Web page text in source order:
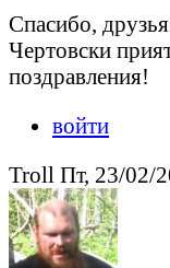
Спасибо,
Чертовски
поздравления!
войти
Troll Пт, 23/02/